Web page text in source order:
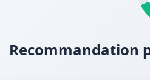
Recommandation